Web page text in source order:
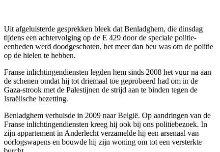
Uit afgeluisterde gesprekken bleek dat Benladghem, die dinsdag
tijdens een achtervolging op de E 429 door de speciale politie-
eenheden werd doodgeschoten, het meer dan beu was om de politie
op de hielen te hebben.
Franse inlichtingendiensten legden hem sinds 2008 het vuur na aan
de schenen omdat hij tot driemaal toe geprobeerd had om in de
Gaza-strook met de Palestijnen de strijd aan te binden tegen de
Israëlische bezetting.
Benladghem verhuisde in 2009 naar België. Op aandringen van de
Franse inlichtingendiensten kreeg hij ook bij ons politiebezoek. In
zijn appartement in Anderlecht verzamelde hij een arsenaal van
oorlogswapens en bouwde hij zijn woning om tot een versterkte